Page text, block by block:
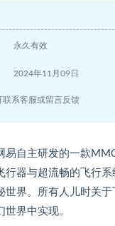
永久有效
2024年11月09日
系客服或留言反馈
易自主研发的一款
行器与超流畅的飞行
世界。所有人儿时关
世界中实现。